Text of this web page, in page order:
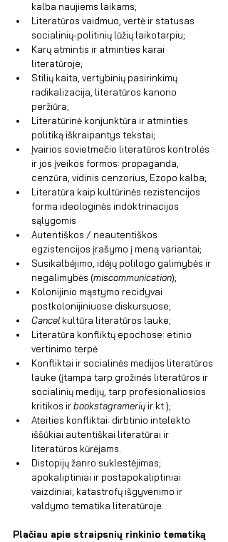
kalba naujiems laikams;
Literatūros vaidmuo, vertė ir statusas
socialinių-politinių lūžių laikotarpiu;
Karų atmintis ir atminties karai
literatūroje;
Stilių kaita, vertybinių pasirinkimų
radikalizacija, literatūros kanono
peržiūra;
Literatūrinė konjunktūra ir atminties
politiką iškraipantys tekstai;
Įvairios sovietmečio literatūros kontrolės
ir jos įveikos formos: propaganda,
cenzūra, vidinis cenzorius, Ezopo kalba;
Literatūra kaip kultūrinės rezistencijos
forma ideologinės indoktrinacijos
sąlygomis
Autentiškos / neautentiškos
egzistencijos įrašymo į meną variantai;
Susikalbėjimo, idėjų polilogo galimybės ir
negalimybės (miscommunication);
Kolonijinio mąstymo recidyvai
postkolonijiniuose diskursuose;
Cancel kultūra literatūros lauke;
Literatūra konfliktų epochose: etinio
vertinimo terpė
Konfliktai ir socialinės medijos literatūros
lauke (įtampa tarp grožinės literatūros ir
socialinių medijų, tarp profesionaliosios
kritikos ir bookstagramerių ir kt.);
Ateities konfliktai: dirbtinio intelekto
iššūkiai autentiškai literatūrai ir
literatūros kūrėjams.
Distopijų žanro suklestėjimas;
apokaliptiniai ir postapokaliptiniai
vaizdiniai; katastrofų išgyvenimo ir
valdymo tematika literatūroje.
Plačiau apie straipsnių rinkinio tematiką